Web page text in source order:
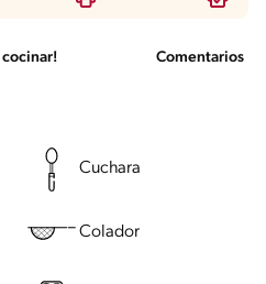
cocinar! Comentarios
Cuchara
Colador